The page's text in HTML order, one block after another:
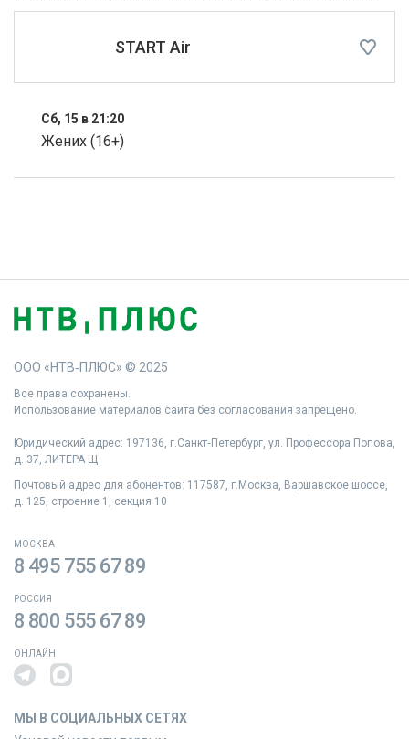
START Air
Сб, 15 в 21:20
Жених (16+)
ООО «НТВ‑ПЛЮС» © 2025
Все права сохранены.
Использование материалов сайта без согласования запрещено.
Юридический адрес: 197136, г.Санкт‑Петербург, ул. Профессора Попова,
д. 37, ЛИТЕРА Щ
Почтовый адрес для абонентов: 117587, г.Москва, Варшавское шоссе,
д. 125, строение 1, секция 10
МОСКВА
8 495 755 67 89
РОССИЯ
8 800 555 67 89
ОНЛАЙН
МЫ В СОЦИАЛЬНЫХ СЕТЯХ